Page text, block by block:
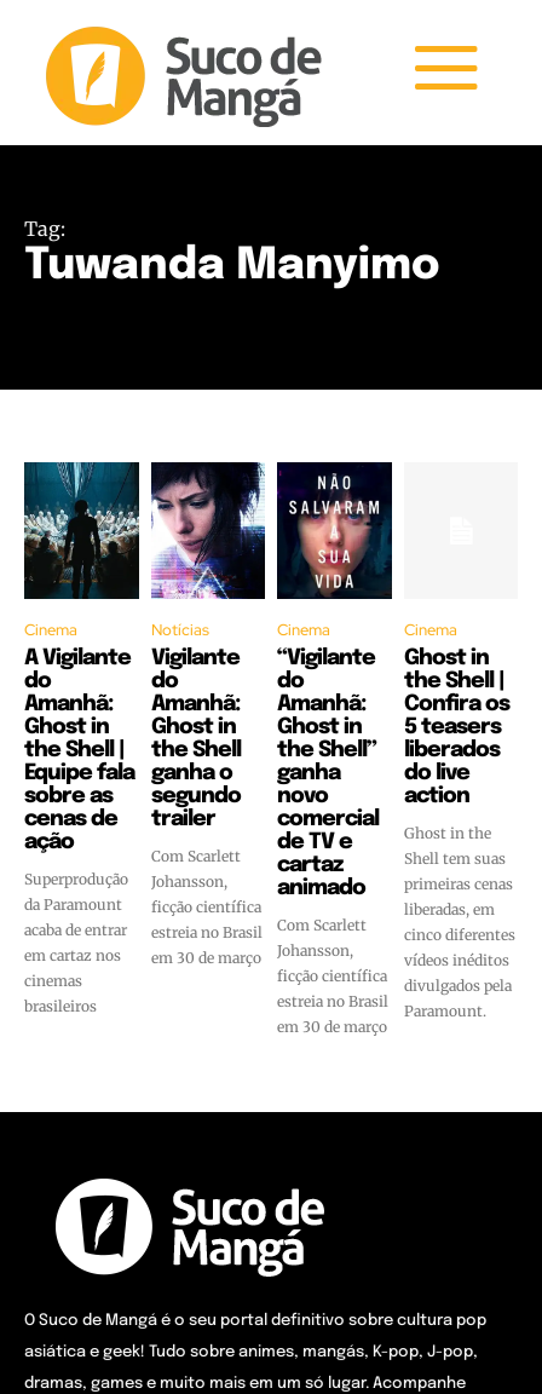
Tag:
Tuwanda Manyimo
Cinema
A Vigilante
do
Amanhã:
Ghost in
the Shell |
Equipe fala
sobre as
cenas de
ação
Superprodução
da Paramount
acaba de entrar
em cartaz nos
cinemas
brasileiros
Notícias
Vigilante
do
Amanhã:
Ghost in
the Shell
ganha o
segundo
trailer
Com Scarlett
Johansson,
ficção científica
estreia no Brasil
em 30 de março
Cinema
“Vigilante
do
Amanhã:
Ghost in
the Shell”
ganha
novo
comercial
de TV e
cartaz
animado
Com Scarlett
Johansson,
ficção científica
estreia no Brasil
em 30 de março
Cinema
Ghost in
the Shell |
Confira os
5 teasers
liberados
do live
action
Ghost in the
Shell tem suas
primeiras cenas
liberadas, em
cinco diferentes
vídeos inéditos
divulgados pela
Paramount.
O Suco de Mangá é o seu portal definitivo sobre cultura pop
asiática e geek! Tudo sobre animes, mangás, K-pop, J-pop,
dramas, games e muito mais em um só lugar. Acompanhe